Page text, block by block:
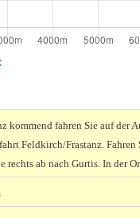
kommend fahren Sie auf der
Feldkirch/Frastanz.
rechts ab nach Gurtis. In der